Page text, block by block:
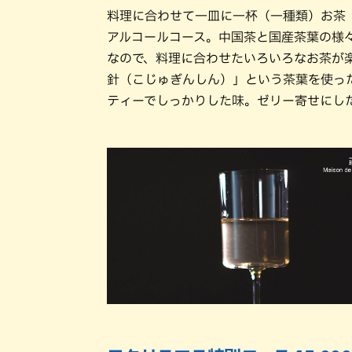
料理に合わせて一皿に一杯（一種類）お
アルコールコース。中国茶と国産茶葉の
なので、料理に合わせたいろいろなお茶
針（こじゅぎんしん）」という茶葉を使
ティーでしっかりした味。ゼリー寄せに